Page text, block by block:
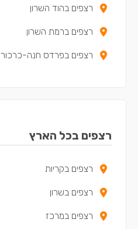
רצפים בהוד השרון
רצפים ברמת השרון
רצפים בפרדס חנה-כרכור
רצפים בזכרון יעקב
רצפים באריאל
רצפים בקדימה-צורן
רצפים באור עקיבא
רצפים בתל מונד
רצפים בכל הארץ
רצפים בקריות
רצפים בשרון
רצפים במרכז